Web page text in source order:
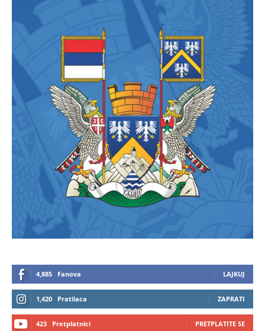
4,885 Fanova LAJKUJ
1,420 Pratilaca ZAPRATI
423 Pretplatnici PRETPLATITE SE